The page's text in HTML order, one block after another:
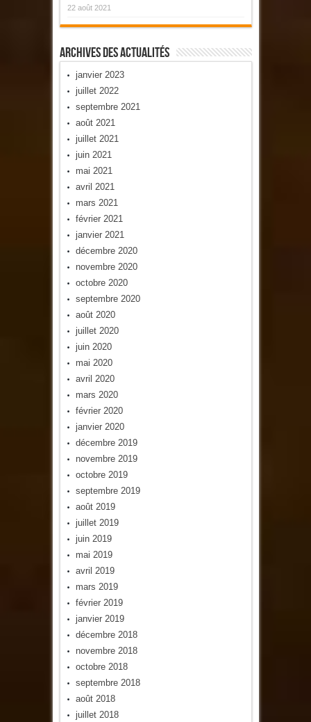
22 août 2021
Archives Des Actualités
janvier 2023
juillet 2022
septembre 2021
août 2021
juillet 2021
juin 2021
mai 2021
avril 2021
mars 2021
février 2021
janvier 2021
décembre 2020
novembre 2020
octobre 2020
septembre 2020
août 2020
juillet 2020
juin 2020
mai 2020
avril 2020
mars 2020
février 2020
janvier 2020
décembre 2019
novembre 2019
octobre 2019
septembre 2019
août 2019
juillet 2019
juin 2019
mai 2019
avril 2019
mars 2019
février 2019
janvier 2019
décembre 2018
novembre 2018
octobre 2018
septembre 2018
août 2018
juillet 2018